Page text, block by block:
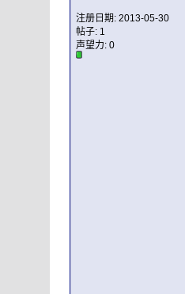
注册日期: 2013-05-30
帖子: 1
声望力: 0